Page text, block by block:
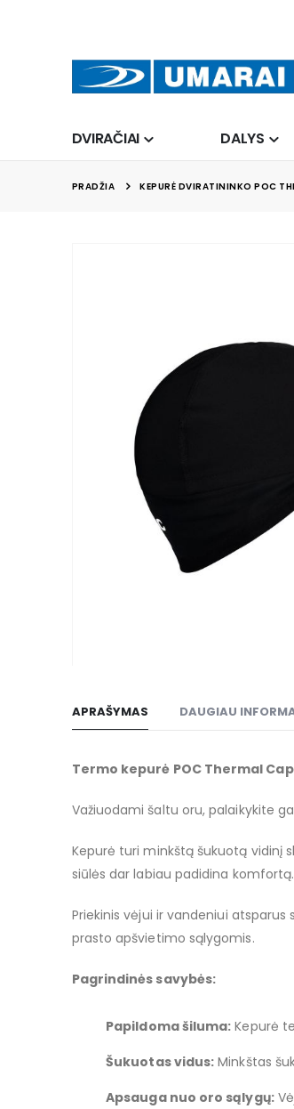
DVIRAČIAI DALYS
PRADŽIA KEPURĖ DVIRATININKO POC
the
of
images
APRAŠYMAS
Termo kepurė POC Thermal Cap
Važiuodami šaltu oru, palaikykite
Kepurė turi minkštą šukuotą vidinį
siūlės dar labiau padidina
Priekinis vėjui ir vandeniui
prasto apšvietimo sąlygomis.
Pagrindinės savybės:
Papildoma šiluma: Kepurė
Šukuotas vidus: Minkštas
Apsauga nuo oro sąlygų:
DAUGIAU